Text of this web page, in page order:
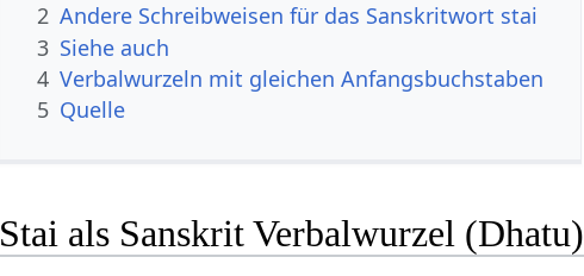
2 Andere Schreibweisen für das Sanskritwort stai
3 Siehe auch
4 Verbalwurzeln mit gleichen Anfangsbuchstaben
5 Quelle
Stai als Sanskrit Verbalwurzel (Dhatu)